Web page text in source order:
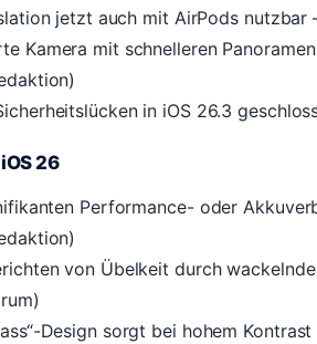
jetzt auch mit AirPods
Kamera mit schnelleren
in iOS 26.3
26
Performance- oder
von Übelkeit durch
Design sorgt bei hohem